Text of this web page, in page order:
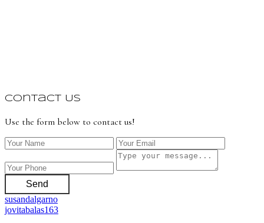
Contact Us
Use the form below to contact us!
Send
susandalgarno
jovitabalas163